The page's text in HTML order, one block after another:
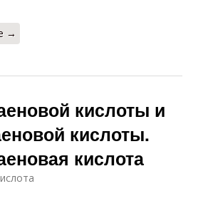
→
кислоты и
кислоты.
кислота